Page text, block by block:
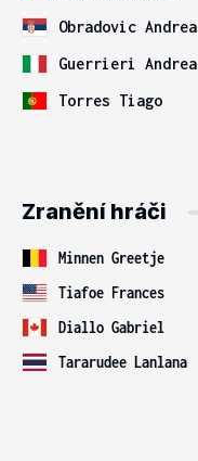
Obradovic Andrea
Guerrieri Andrea
Torres Tiago
Zranění hráči
Minnen Greetje
Tiafoe Frances
Diallo Gabriel
Tararudee Lanlana